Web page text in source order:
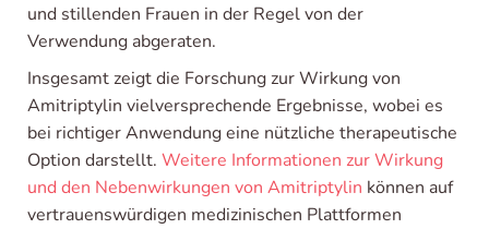
und stillenden Frauen in der Regel von der
Verwendung abgeraten.
Insgesamt zeigt die Forschung zur Wirkung von
Amitriptylin vielversprechende Ergebnisse, wobei es
bei richtiger Anwendung eine nützliche therapeutische
Option darstellt. Weitere Informationen zur Wirkung
und den Nebenwirkungen von Amitriptylin können auf
vertrauenswürdigen medizinischen Plattformen